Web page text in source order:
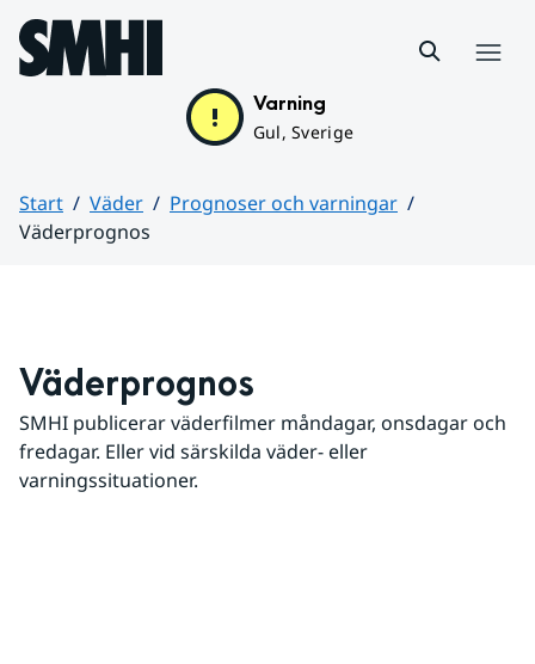
Hoppa till sidans innehåll
Varning
Gul, Sverige
Start Väder
Prognoser och varningar
Väderprognos
Väderprognos
SMHI publicerar väderfilmer måndagar, onsdagar och
fredagar. Eller vid särskilda väder- eller
varningssituationer.